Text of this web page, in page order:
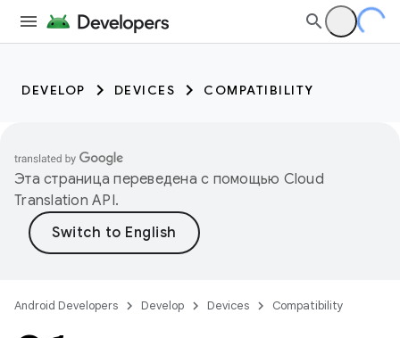
DEVELOP DEVICES COMPATIBILITY
Эта страница переведена с помощью Cloud
Translation API.
Android Developers Develop Devices Compatibility